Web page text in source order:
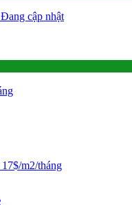
Đang cập nhật
17$/m2/tháng